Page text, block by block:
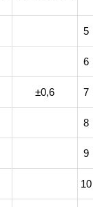
5
6
±0,6 7
8
9
10